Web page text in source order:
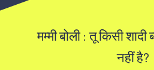
मम्मी बोली : तू किसी शादी
नहीं है?